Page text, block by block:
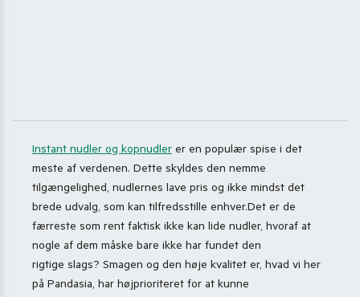
Instant nudler og kopnudler er en populær spise i det
meste af verdenen. Dette skyldes den nemme
tilgængelighed, nudlernes lave pris og ikke mindst det
brede udvalg, som kan tilfredsstille enhver.Det er de
færreste som rent faktisk ikke kan lide nudler, hvoraf at
nogle af dem måske bare ikke har fundet den
rigtige slags? Smagen og den høje kvalitet er, hvad vi her
på Pandasia, har højprioriteret for at kunne